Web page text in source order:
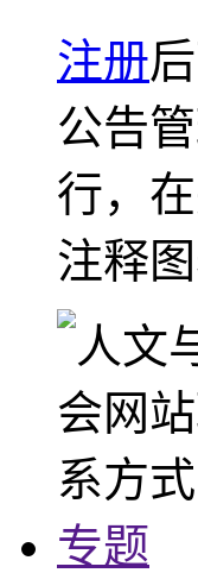
注册
公告
行，
注释
专题